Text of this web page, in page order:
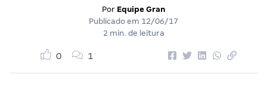
Por Equipe Gran
Publicado em 12/06/17
2 min. de leitura
0 1